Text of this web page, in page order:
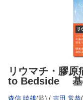
リウマチ・膠
to Bedside 基
森信 暁雄(監) / 吉田 常恭